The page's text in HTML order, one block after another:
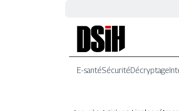
E-santéSécuritéDécryptage